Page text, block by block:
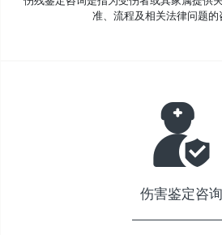
准、流程及相关法律问题的
伤害鉴定咨询